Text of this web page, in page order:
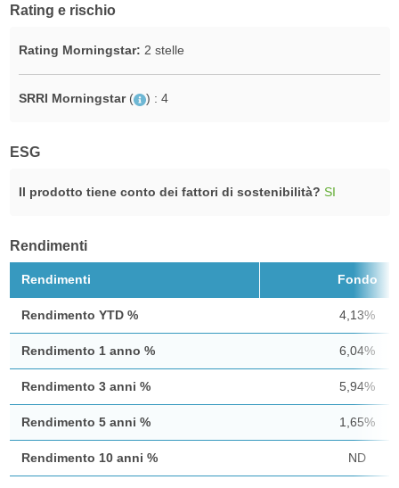
Rating e rischio
Rating Morningstar: 2 stelle
SRRI Morningstar ( ) : 4
ESG
Il prodotto tiene conto dei fattori di sostenibilità? SI
Rendimenti
Rendimenti Fondo
Rendimento YTD % 4,13%
Rendimento 1 anno % 6,04%
Rendimento 3 anni % 5,94%
Rendimento 5 anni % 1,65%
Rendimento 10 anni % ND